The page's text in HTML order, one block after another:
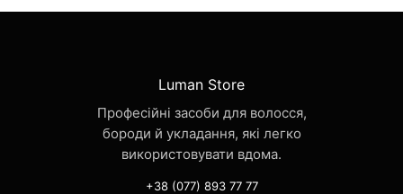
Luman Store
Професійні засоби для волосся,
бороди й укладання, які легко
використовувати вдома.
+38 (077) 893 77 77